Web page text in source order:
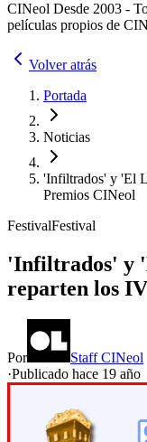
CINeol Desde 2003 -
películas propios de
Volver atrás
Portada
Noticias
'Infiltrados' y 'El
Premios CINeol
FestivalFestival
'Infiltrados' y
reparten los
Por
Staff CINeol
·Publicado hace 19 año